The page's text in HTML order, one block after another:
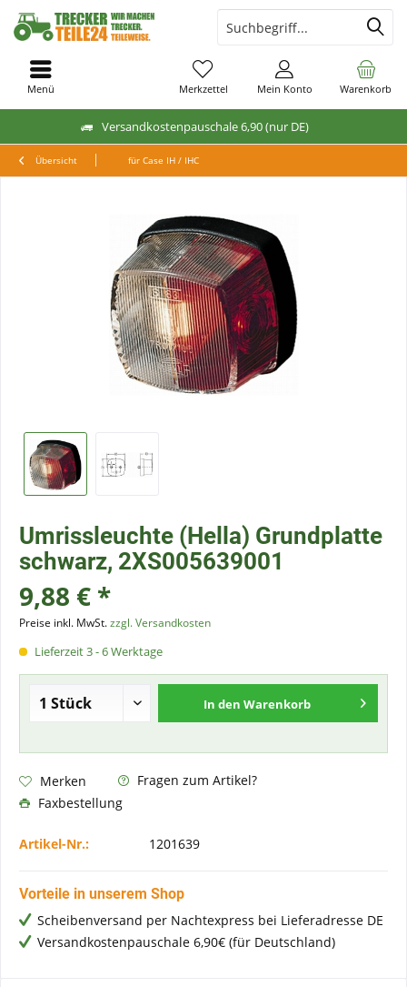
Versandkostenpauschale 6,90 (nur DE)
Warenkorb
Merkzettel Mein Konto
Menü
Übersicht für Case IH / IHC
Umrissleuchte (Hella) Grundplatte
schwarz, 2XS005639001
9,88 € *
Preise inkl. MwSt.zzgl. Versandkosten
Lieferzeit 3 - 6 Werktage
In den Warenkorb
Merken
Fragen zum Artikel?
Faxbestellung
Artikel-Nr.: 1201639
Vorteile in unserem Shop
Scheibenversand per Nachtexpress bei Lieferadresse DE
Versandkostenpauschale 6,90€ (für Deutschland)